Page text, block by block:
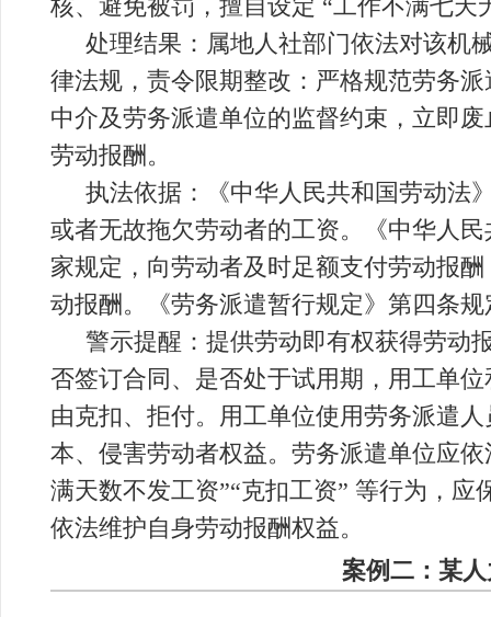
核、避免被罚，擅自设定 “工作不满七
处理结果：属地人社部门依法对该机
律法规，责令限期整改：严格规范劳务
中介及劳务派遣单位的监督约束，立即
劳动报酬。
执法依据：《中华人民共和国劳动法
或者无故拖欠劳动者的工资。《中华人
家规定，向劳动者及时足额支付劳动报
动报酬。《劳务派遣暂行规定》第四条
警示提醒：提供劳动即有权获得劳动
否签订合同、是否处于试用期，用工单
由克扣、拒付。用工单位使用劳务派遣
本、侵害劳动者权益。劳务派遣单位应
满天数不发工资”“克扣工资” 等行为，
依法维护自身劳动报酬权益。
案例二：某